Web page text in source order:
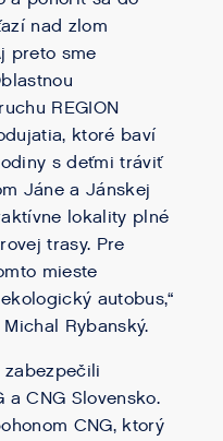
nad zlom
preto sme
REGION
ktoré baví
s deťmi tráviť
Jáne a Jánskej
lokality plné
trasy. Pre
mieste
autobus,“
Rybanský.
zabezpečili
a CNG Slovensko.
CNG, ktorý